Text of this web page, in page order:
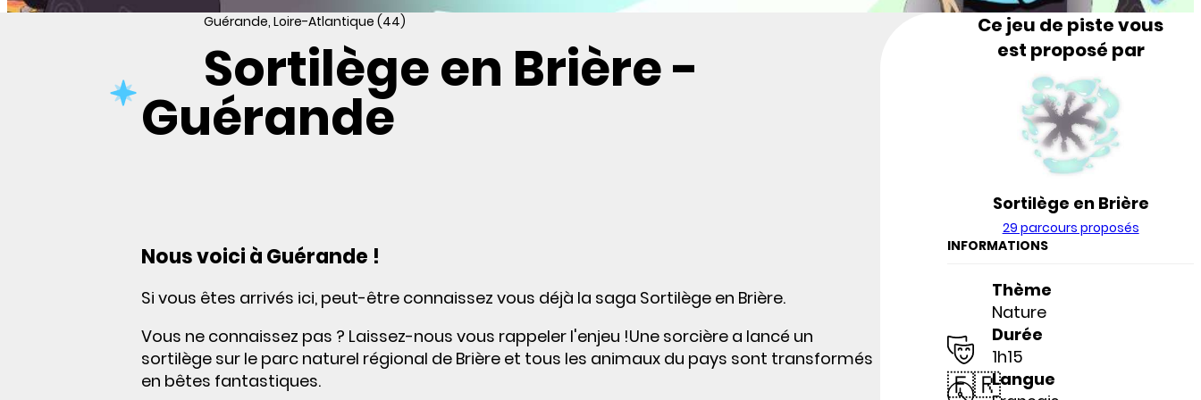
Guérande, Loire-Atlantique (44)
Sortilège en Brière -
Guérande
Nous voici à Guérande !
Si vous êtes arrivés ici, peut-être connaissez vous déjà la saga Sortilège en Brière.
Vous ne connaissez pas ? Laissez-nous vous rappeler l'enjeu !Une sorcière a lancé un
sortilège sur le parc naturel régional de Brière et tous les animaux du pays sont transformés
en bêtes fantastiques.
Ce jeu de piste vous
est proposé par
Sortilège en Brière
29 parcours proposés
INFORMATIONS
Thème
Nature
Durée
1h15
🇫🇷Langue